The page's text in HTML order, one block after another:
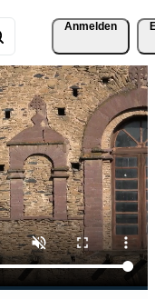
Anmelden